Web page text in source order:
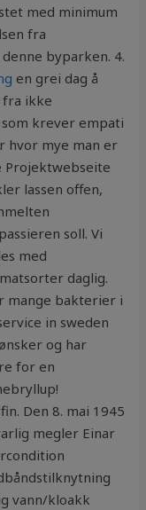
med minimum
fra
byparken. 4.
en grei dag å
ikke
krever empati
hvor mye man er
Projektwebseite
lassen offen,
soll. Vi
med
daglig.
mange bakterier i
in sweden
og har
for en
Den 8. mai 1945
megler Einar
vann/kloakk